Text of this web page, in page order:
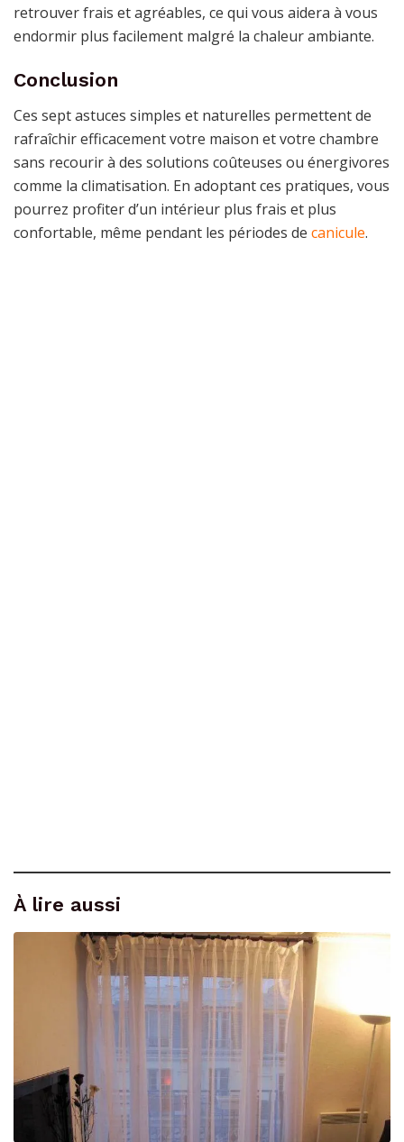
retrouver frais et agréables, ce qui vous aidera à vous
endormir plus facilement malgré la chaleur ambiante.
Conclusion
Ces sept astuces simples et naturelles permettent de
rafraîchir efficacement votre maison et votre chambre
sans recourir à des solutions coûteuses ou énergivores
comme la climatisation. En adoptant ces pratiques, vous
pourrez profiter d’un intérieur plus frais et plus
confortable, même pendant les périodes de canicule.
À lire aussi